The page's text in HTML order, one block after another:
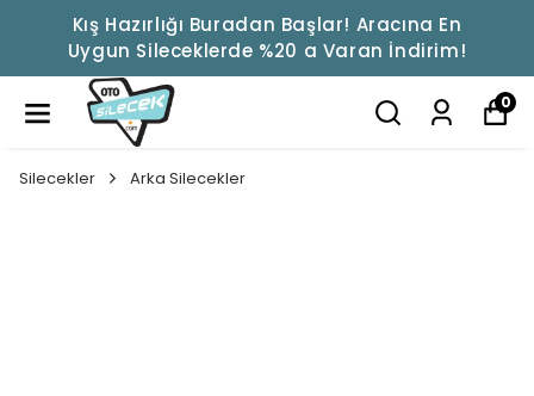
Kış Hazırlığı Buradan Başlar! Aracına En
Uygun Sileceklerde %20 a Varan İndirim!
0
Silecekler Arka Silecekler